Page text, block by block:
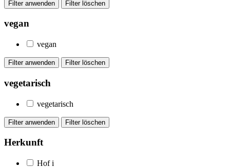
vegan
vegan
vegetarisch
vegetarisch
Herkunft
Hof i